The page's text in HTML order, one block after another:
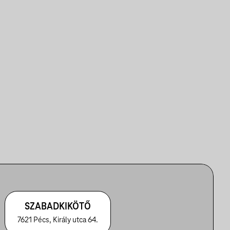
SZABADKIKÖTŐ
7621 Pécs, Király utca 64.